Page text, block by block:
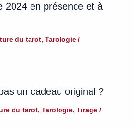
2024 en présence et à
du tarot, Tarologie/
un cadeau original ?
du tarot, Tarologie, Tirage/